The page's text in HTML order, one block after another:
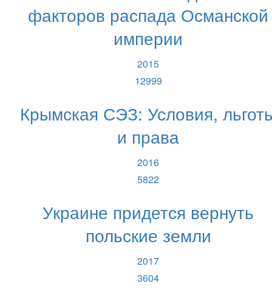
факторов распада Османской
империи
2015
12999
Крымская СЭЗ: Условия,
и права
2016
5822
Украине придется вернуть
польские земли
2017
3604